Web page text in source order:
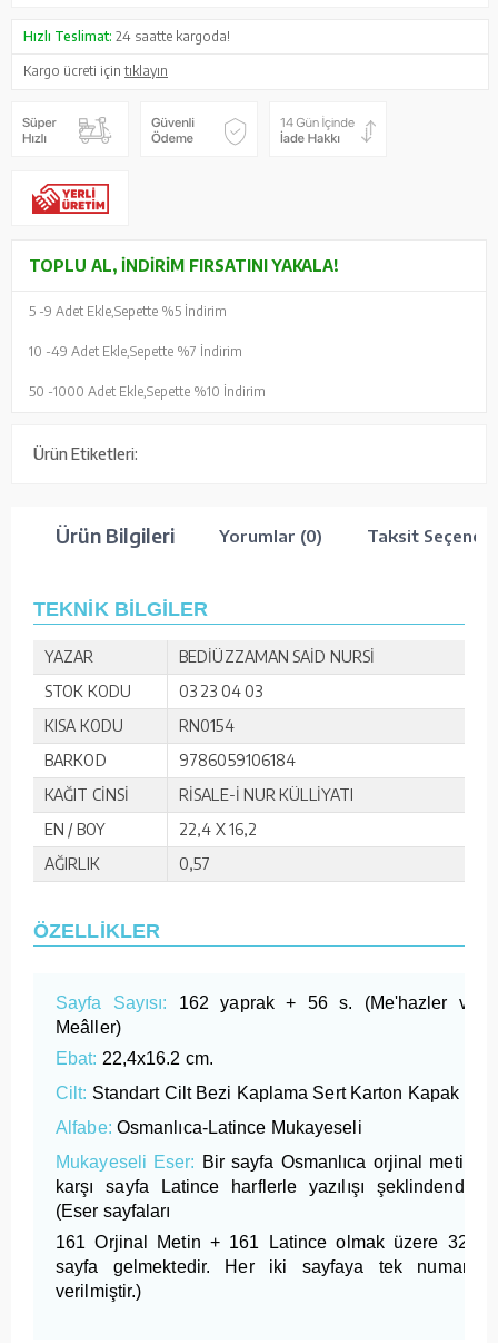
Hızlı Teslimat: 24 saatte kargoda!
Kargo ücreti içintıklayın
TOPLU AL, İNDIRIM FIRSATINI YAKALA!
5 -9 Adet Ekle, Sepette %5 İndirim
10 -49 Adet Ekle, Sepette %7 İndirim
50 -1000 Adet Ekle, Sepette %10 İndirim
Ürün Etiketleri:
Ürün Bilgileri Yorumlar (0) Taksit
TEKNİK BİLGİLER
YAZAR
BEDİÜZZAMAN SAİD NURSİ
STOK KODU
03 23 04 03
KISA KODU
RN0154
BARKOD
9786059106184
KAĞIT CİNSİ
RİSALE-İ NUR KÜLLİYATI
EN / BOY
22,4 X 16,2
AĞIRLIK
0,57
ÖZELLİKLER
Sayfa Sayısı: 162 yaprak + 56 s. (Me'hazler ve
Meâller)
Ebat: 22,4x16.2 cm.
Cilt: Standart Cilt Bezi Kaplama Sert Karton Kapak
Alfabe: Osmanlıca-Latince Mukayeseli
Mukayeseli Eser: Bir sayfa Osmanlıca orjinal metin,
karşı sayfa Latince harflerle yazılışı şeklindendir.
(Eser sayfaları
161 Orjinal Metin + 161 Latince olmak üzere 322
sayfa gelmektedir. Her iki sayfaya tek numara
verilmiştir.)